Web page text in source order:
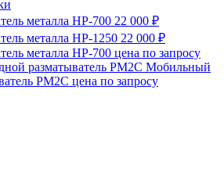
металла HP-700 22 000 ₽
металла HP-1250 22 000 ₽
металла HP-700 цена по запросу
разматыватель РМ2С Мобильный
РМ2С цена по запросу